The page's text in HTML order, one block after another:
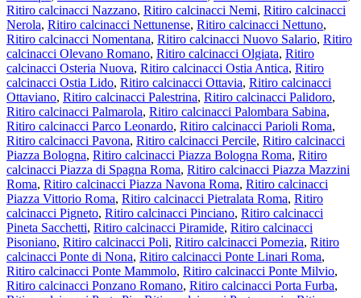
Ritiro calcinacci Nazzano, Ritiro calcinacci Nemi, Ritiro calcinacci
Nerola, Ritiro calcinacci Nettunense, Ritiro calcinacci Nettuno,
Ritiro calcinacci Nomentana, Ritiro calcinacci Nuovo Salario, Ritiro
calcinacci Olevano Romano, Ritiro calcinacci Olgiata, Ritiro
calcinacci Osteria Nuova, Ritiro calcinacci Ostia Antica, Ritiro
calcinacci Ostia Lido, Ritiro calcinacci Ottavia, Ritiro calcinacci
Ottaviano, Ritiro calcinacci Palestrina, Ritiro calcinacci Palidoro,
Ritiro calcinacci Palmarola, Ritiro calcinacci Palombara Sabina,
Ritiro calcinacci Parco Leonardo, Ritiro calcinacci Parioli Roma,
Ritiro calcinacci Pavona, Ritiro calcinacci Percile, Ritiro calcinacci
Piazza Bologna, Ritiro calcinacci Piazza Bologna Roma, Ritiro
calcinacci Piazza di Spagna Roma, Ritiro calcinacci Piazza Mazzini
Roma, Ritiro calcinacci Piazza Navona Roma, Ritiro calcinacci
Piazza Vittorio Roma, Ritiro calcinacci Pietralata Roma, Ritiro
calcinacci Pigneto, Ritiro calcinacci Pinciano, Ritiro calcinacci
Pineta Sacchetti, Ritiro calcinacci Piramide, Ritiro calcinacci
Pisoniano, Ritiro calcinacci Poli, Ritiro calcinacci Pomezia, Ritiro
calcinacci Ponte di Nona, Ritiro calcinacci Ponte Linari Roma,
Ritiro calcinacci Ponte Mammolo, Ritiro calcinacci Ponte Milvio,
Ritiro calcinacci Ponzano Romano, Ritiro calcinacci Porta Furba,